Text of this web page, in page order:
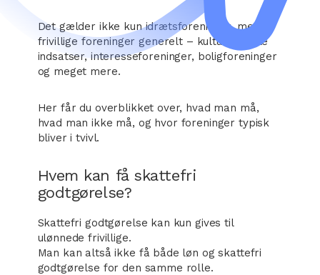
Det gælder ikke kun idrætsforeninger, men
frivillige foreninger generelt – kultur, sociale
indsatser, interesseforeninger, boligforeninger
og meget mere.
Her får du overblikket over, hvad man må,
hvad man ikke må, og hvor foreninger typisk
bliver i tvivl.
Hvem kan få skattefri
godtgørelse?
Skattefri godtgørelse kan kun gives til
ulønnede frivillige.
Man kan altså ikke få både løn og skattefri
godtgørelse for den samme rolle.